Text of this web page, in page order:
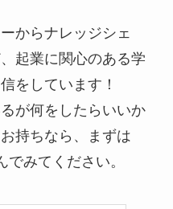
からナレッジシェ
起業に関心のある学
をしています！
が何をしたらいいか
持ちなら、まずは
みてください。